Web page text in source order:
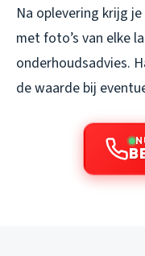
Na oplevering krijg
met foto’s van elke
onderhoudsadvies.
de waarde bij